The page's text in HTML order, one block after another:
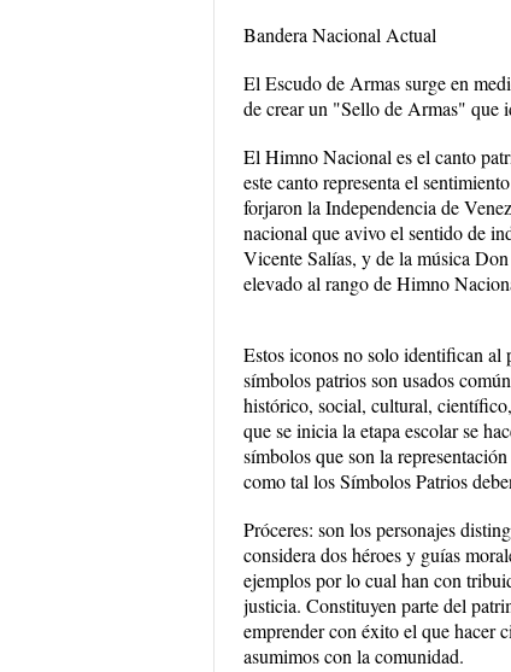
Bandera Nacional Actual
El Escudo de Armas surge en
de crear un "Sello de Armas" que
El Himno Nacional es el canto
este canto representa el
forjaron la Independencia de
nacional que avivo el sentido de
Vicente Salías, y de la música
elevado al rango de Himno
Estos iconos no solo identifican
símbolos patrios son usados
histórico, social, cultural,
que se inicia la etapa escolar se
símbolos que son la
como tal los Símbolos Patrios
Próceres: son los personajes
considera dos héroes y guías
ejemplos por lo cual han con
justicia. Constituyen parte del
emprender con éxito el que hacer
asumimos con la comunidad.